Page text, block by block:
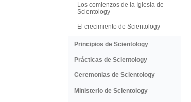
Los comienzos de la Iglesia de
Scientology
El crecimiento de Scientology
Principios de Scientology
Prácticas de Scientology
Ceremonias de Scientology
Ministerio de Scientology